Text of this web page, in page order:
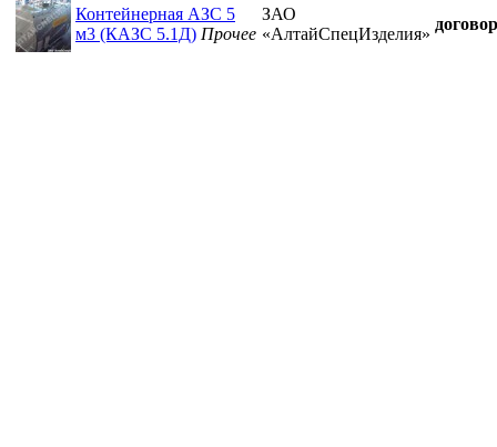
Контейнерная АЗС 5
м3 (КАЗС 5.1Д) Прочее
ЗАО
«АлтайСпецИзделия»